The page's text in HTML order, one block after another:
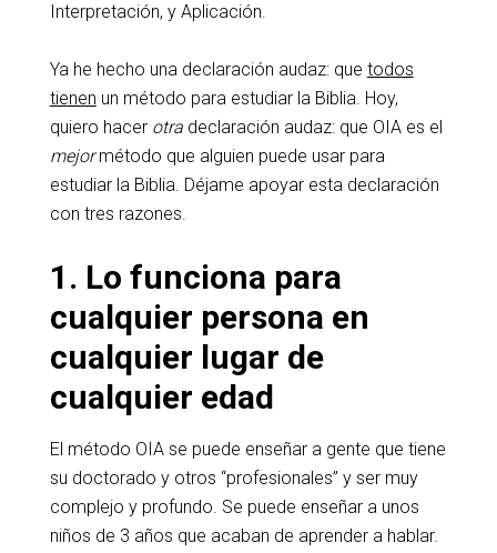
Interpretación, y Aplicación.
Ya he hecho una declaración audaz: que todos
tienen un método para estudiar la Biblia. Hoy,
quiero hacer otra declaración audaz: que OIA es el
mejormétodo que alguien puede usar para
estudiar la Biblia. Déjame apoyar esta declaración
con tres razones.
1. Lo funciona para
cualquier persona en
cualquier lugar de
cualquier edad
El método OIA se puede enseñar a gente que tiene
su doctorado y otros “profesionales” y ser muy
complejo y profundo. Se puede enseñar a unos
niños de 3 años que acaban de aprender a hablar.